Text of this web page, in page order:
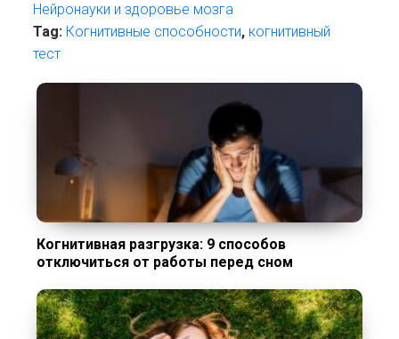
Нейронауки и здоровье мозга
Tag: Когнитивные способности, когнитивный
тест
Когнитивная разгрузка: 9 способов
отключиться от работы перед сном